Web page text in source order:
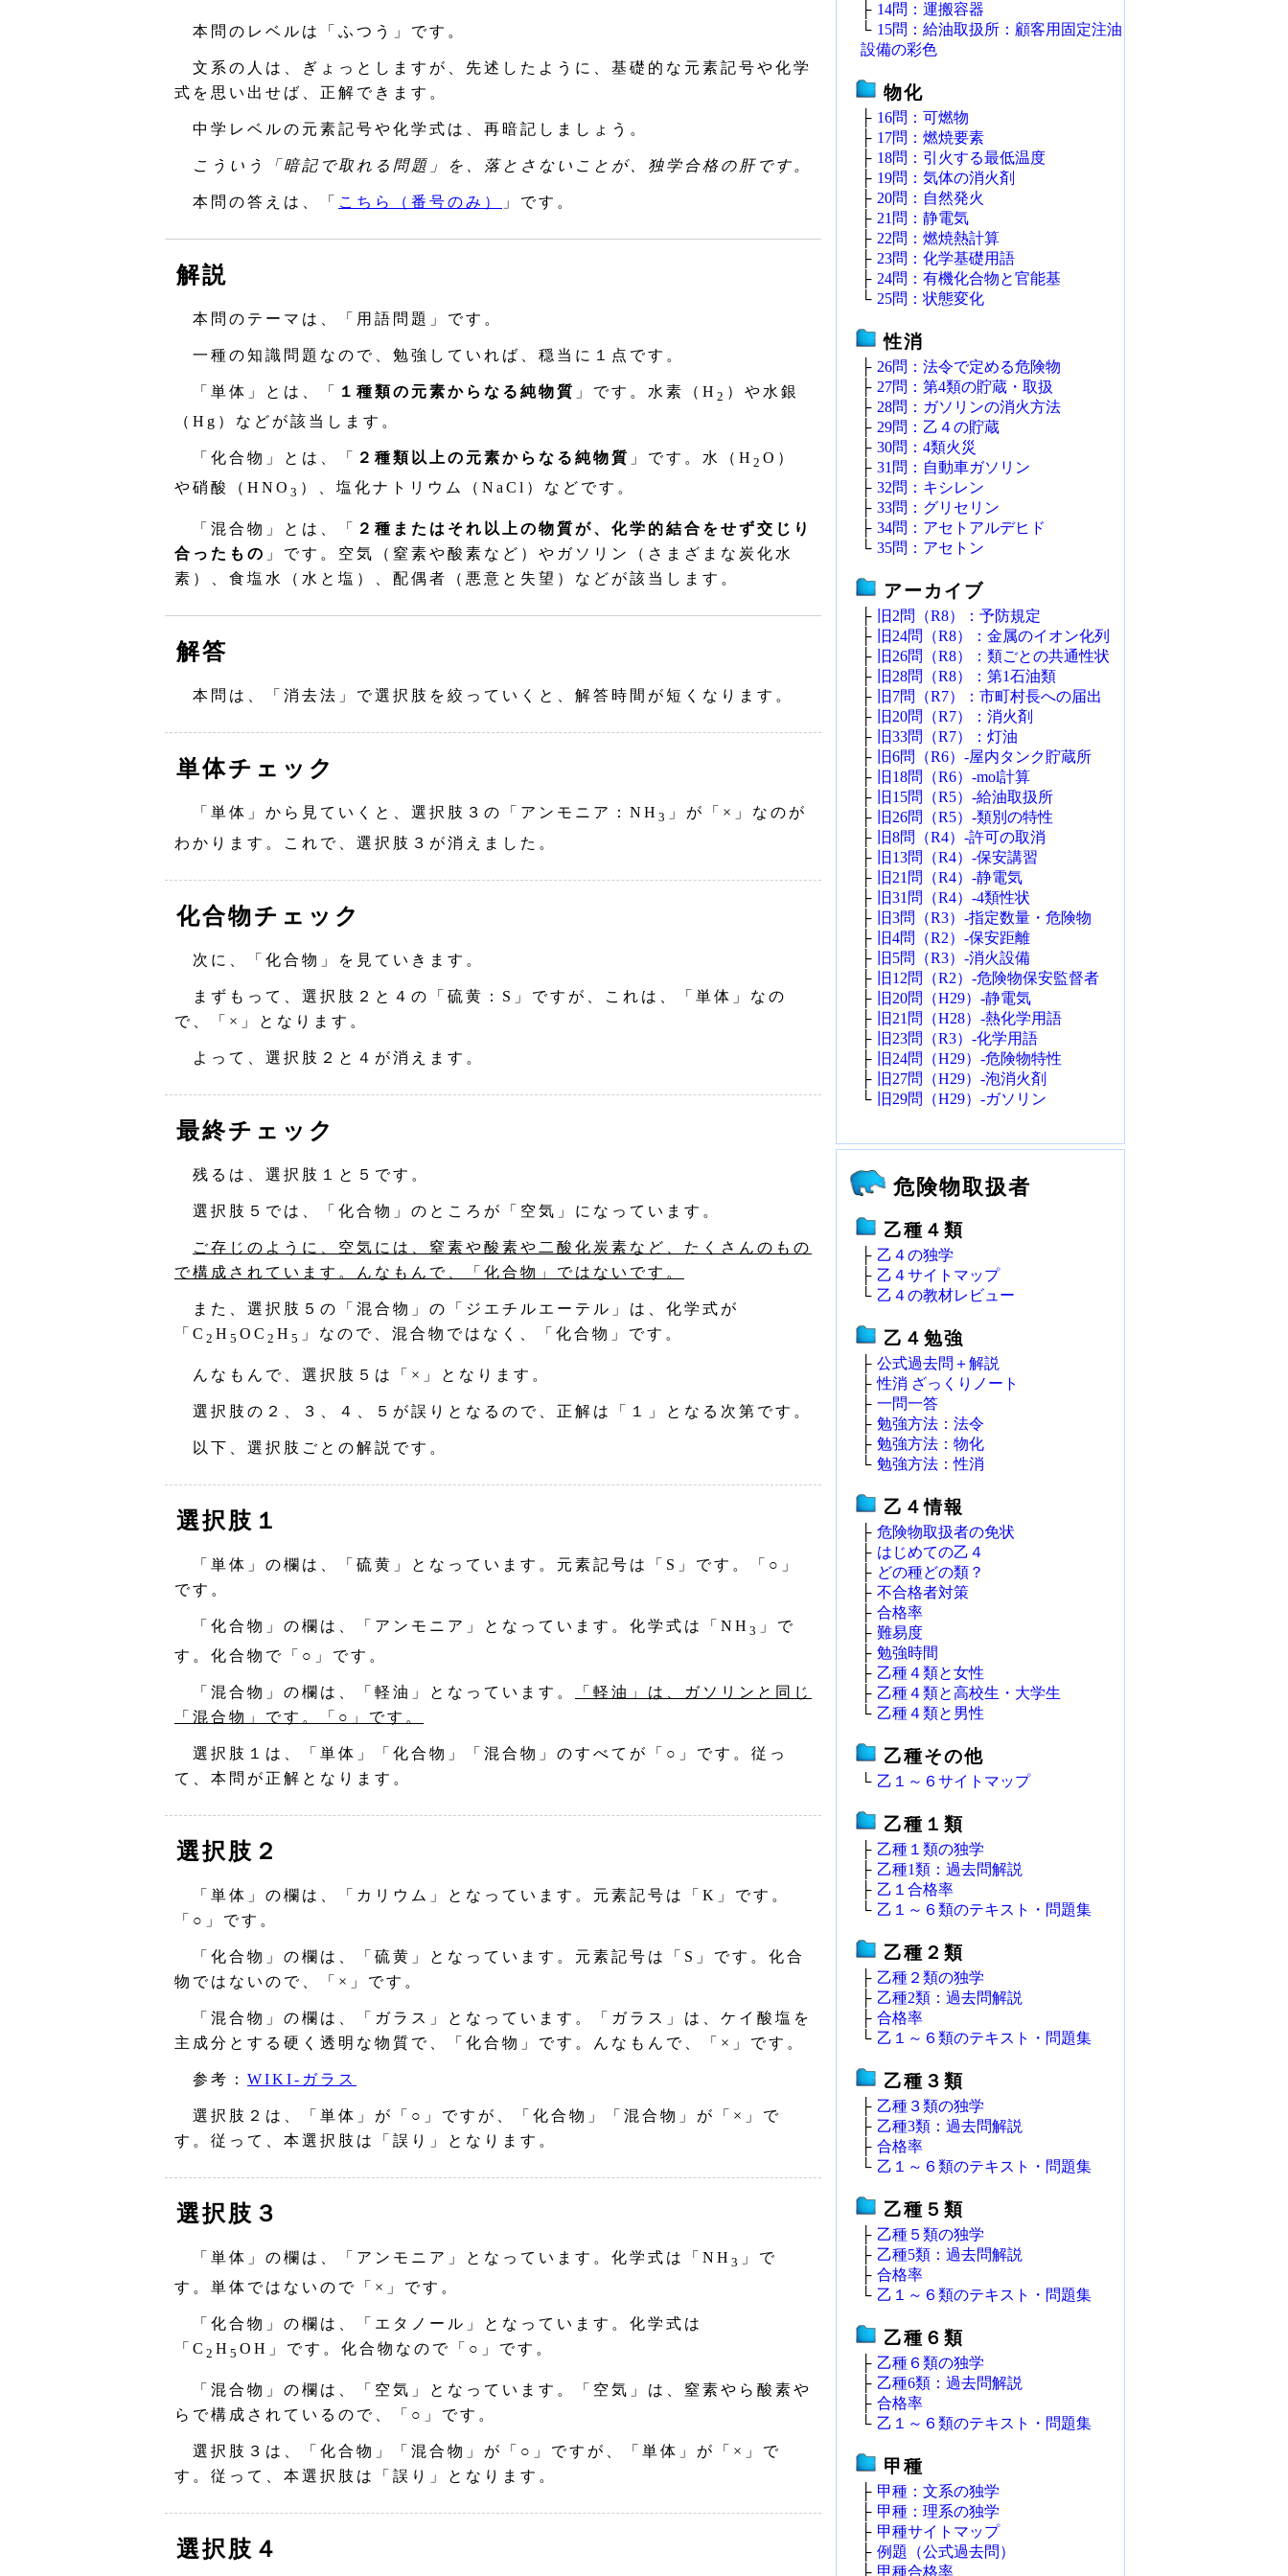
本問のレベルは「ふつう」です。
文系の人は、ぎょっとしますが、先述したように、基礎的な元素記号や化学
式を思い出せば、正解できます。
中学レベルの元素記号や化学式は、再暗記しましょう。
こういう「暗記で取れる問題」を、落とさないことが、独学合格の肝です。
本問の答えは、「 こちら（番号のみ） 」です。
解説
本問のテーマは、「用語問題」です。
一種の知識問題なので、勉強していれば、穏当に１点です。
「単体」とは、「 １種類の元素からなる純物質 」です。水素（H 2 ）や水銀
（Hg）などが該当します。
「化合物」とは、「 ２種類以上の元素からなる純物質 」です。水（H 2 O）
や硝酸（HNO 3 ）、塩化ナトリウム（NaCl）などです。
「混合物」とは、「
２種またはそれ以上の物質が、化学的結合をせず交じり
合ったもの 」です。空気（窒素や酸素など）やガソリン（さまざまな炭化水
素）、食塩水（水と塩）、配偶者（悪意と失望）などが該当します。
解答
本問は、「消去法」で選択肢を絞っていくと、解答時間が短くなります。
単体チェック
「単体」から見ていくと、選択肢３の「アンモニア：NH 3 」が「×」なのが
わかります。これで、選択肢３が消えました。
化合物チェック
次に、「化合物」を見ていきます。
まずもって、選択肢２と４の「硫黄：S」ですが、これは、「単体」なの
で、「×」となります。
よって、選択肢２と４が消えます。
最終チェック
残るは、選択肢１と５です。
選択肢５では、「化合物」のところが「空気」になっています。
ご存じのように、空気には、窒素や酸素や二酸化炭素など、たくさんのもの
で構成されています。んなもんで、「化合物」ではないです。
また、選択肢５の「混合物」の「ジエチルエーテル」は、化学式が
「C 2 H 5 OC 2 H 5 」なので、混合物ではなく、「化合物」です。
んなもんで、選択肢５は「×」となります。
選択肢の２、３、４、５が誤りとなるので、正解は「１」となる次第です。
以下、選択肢ごとの解説です。
選択肢１
「単体」の欄は、「硫黄」となっています。元素記号は「S」です。「○」
です。
「化合物」の欄は、「アンモニア」となっています。化学式は「NH 3 」で
す。化合物で「○」です。
「混合物」の欄は、「軽油」となっています。
「軽油」は、ガソリンと同じ
「混合物」です。「○」です。
選択肢１は、「単体」「化合物」「混合物」のすべてが「○」です。従っ
て、本問が正解となります。
選択肢２
「単体」の欄は、「カリウム」となっています。元素記号は「K」です。
「○」です。
「化合物」の欄は、「硫黄」となっています。元素記号は「S」です。化合
物ではないので、「×」です。
「混合物」の欄は、「ガラス」となっています。「ガラス」は、ケイ酸塩を
主成分とする硬く透明な物質で、「化合物」です。んなもんで、「×」です。
参考： WIKI‐ガラス
選択肢２は、「単体」が「○」ですが、「化合物」「混合物」が「×」で
す。従って、本選択肢は「誤り」となります。
選択肢３
「単体」の欄は、「アンモニア」となっています。化学式は「NH 3 」で
す。単体ではないので「×」です。
「化合物」の欄は、「エタノール」となっています。化学式は
「C 2 H 5 OH」です。化合物なので「○」です。
「混合物」の欄は、「空気」となっています。「空気」は、窒素やら酸素や
らで構成されているので、「○」です。
選択肢３は、「化合物」「混合物」が「○」ですが、「単体」が「×」で
す。従って、本選択肢は「誤り」となります。
選択肢４
├ 14問：運搬容器
└ 15問：給油取扱所：顧客用固定注油
設備の彩色
物化
├ 16問：可燃物
├ 17問：燃焼要素
├ 18問：引火する最低温度
├ 19問：気体の消火剤
├ 20問：自然発火
├ 21問：静電気
├ 22問：燃焼熱計算
├ 23問：化学基礎用語
├ 24問：有機化合物と官能基
└ 25問：状態変化
性消
├ 26問：法令で定める危険物
├ 27問：第4類の貯蔵・取扱
├ 28問：ガソリンの消火方法
├ 29問：乙４の貯蔵
├ 30問：4類火災
├ 31問：自動車ガソリン
├ 32問：キシレン
├ 33問：グリセリン
├ 34問：アセトアルデヒド
└ 35問：アセトン
アーカイブ
├
旧2問（R8）：予防規定
├
旧24問（R8）：金属のイオン化列
├
旧26問（R8）：類ごとの共通性状
├
旧28問（R8）：第1石油類
├
旧7問（R7）：市町村長への届出
├
旧20問（R7）：消火剤
├
旧33問（R7）：灯油
├
旧6問（R6）‐屋内タンク貯蔵所
├
旧18問（R6）‐mol計算
├
旧15問（R5）‐給油取扱所
├
旧26問（R5）‐類別の特性
├
旧8問（R4）‐許可の取消
├
旧13問（R4）‐保安講習
├
旧21問（R4）‐静電気
├
旧31問（R4）‐4類性状
├
旧3問（R3）‐指定数量・危険物
├
旧4問（R2）‐保安距離
├
旧5問（R3）‐消火設備
├
旧12問（R2）‐危険物保安監督者
├
旧20問（H29）‐静電気
├
旧21問（H28）‐熱化学用語
├
旧23問（R3）‐化学用語
├
旧24問（H29）‐危険物特性
├
旧27問（H29）‐泡消火剤
└
旧29問（H29）‐ガソリン
危険物取扱者
乙種４類
├ 乙４の独学
├ 乙４サイトマップ
└ 乙４の教材レビュー
乙４勉強
├ 公式過去問＋解説
├ 性消 ざっくりノート
├ 一問一答
├ 勉強方法：法令
├ 勉強方法：物化
└ 勉強方法：性消
乙４情報
├ 危険物取扱者の免状
├ はじめての乙４
├ どの種どの類？
├ 不合格者対策
├ 合格率
├ 難易度
├ 勉強時間
├ 乙種４類と女性
├ 乙種４類と高校生・大学生
└ 乙種４類と男性
乙種その他
└ 乙１～６サイトマップ
乙種１類
├ 乙種１類の独学
├ 乙種1類：過去問解説
├ 乙１合格率
└ 乙１～６類のテキスト・問題集
乙種２類
├ 乙種２類の独学
├ 乙種2類：過去問解説
├ 合格率
└ 乙１～６類のテキスト・問題集
乙種３類
├ 乙種３類の独学
├ 乙種3類：過去問解説
├ 合格率
└ 乙１～６類のテキスト・問題集
乙種５類
├ 乙種５類の独学
├ 乙種5類：過去問解説
├ 合格率
└ 乙１～６類のテキスト・問題集
乙種６類
├ 乙種６類の独学
├ 乙種6類：過去問解説
├ 合格率
└ 乙１～６類のテキスト・問題集
甲種
├ 甲種：文系の独学
├ 甲種：理系の独学
├ 甲種サイトマップ
├ 例題（公式過去問）
├ 甲種合格率